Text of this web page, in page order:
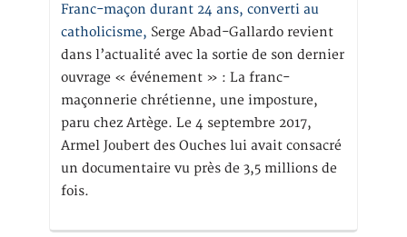
Franc-maçon durant 24 ans, converti au
catholicisme, Serge Abad-Gallardo revient
dans l’actualité avec la sortie de son dernier
ouvrage « événement » : La franc-
maçonnerie chrétienne, une imposture,
paru chez Artège. Le 4 septembre 2017,
Armel Joubert des Ouches lui avait consacré
un documentaire vu près de 3,5 millions de
fois.